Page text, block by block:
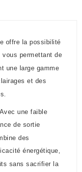
offre la possibilité
permettant de
une large gamme
et des
une faible
de sortie
des
énergétique,
sans sacrifier la